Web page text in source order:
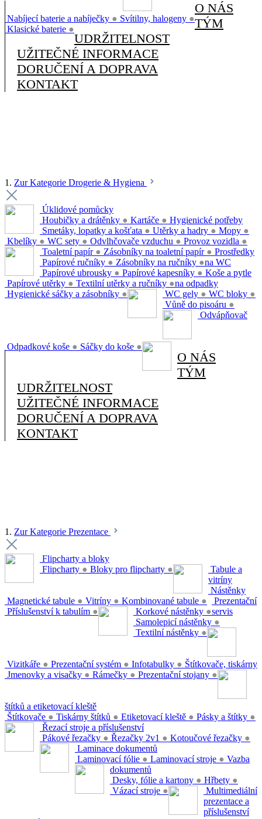
Nabíjecí baterie a nabíječky ● Svítilny, halogeny ●
Klasické baterie ●
O NÁS
TÝM
UDRŽITELNOST
UŽITEČNÉ INFORMACE
DORUČENÍ A DOPRAVA
KONTAKT
1. Zur Kategorie Drogerie & Hygiena
Úklidové pomůcky
Houbičky a drátěnky ● Kartáče ●
Smetáky, lopatky a košťata ● Utěrky a hadry ● Mopy ●
Kbelíky ● WC sety ● Odvlhčovače vzduchu ● Provoz vozidla ●
Hygienické potřeby
Toaletní papír ● Zásobníky na toaletní papír ●
Papírové ručníky ● Zásobníky na ručníky ●
Papírové ubrousky ● Papírové kapesníky ●
Papírové utěrky ● Textilní utěrky a ručníky ●
Hygienické sáčky a zásobníky ●
Prostředky
na WC
WC gely ● WC bloky ●
Vůně do pisoáru ●
Koše a pytle
na odpadky
Odpadkové koše ● Sáčky do koše ●
Odvápňovač
O NÁS
TÝM
UDRŽITELNOST
UŽITEČNÉ INFORMACE
DORUČENÍ A DOPRAVA
KONTAKT
1. Zur Kategorie Prezentace
Flipcharty a bloky
Flipcharty ● Bloky pro flipcharty ●
Tabule a
vitríny
Magnetické tabule ● Vitríny ● Kombinované tabule ●
Příslušenství k tabulím ●
Nástěnky
Korkové nástěnky ●
Samolepicí nástěnky ●
Textilní nástěnky ●
Prezentační
servis
Vizitkáře ● Prezentační systém ● Infotabulky ●
Jmenovky a visačky ● Rámečky ● Prezentační stojany ●
Štítkovače, tiskárny
štítků a etiketovací kleště
Štítkovače ● Tiskárny štítků ● Etiketovací kleště ● Pásky a štítky ●
Řezací stroje a příslušenství
Pákové řezačky ● Řezačky 2v1 ● Kotoučové řezačky ●
Laminace dokumentů
Laminovací fólie ● Laminovací stroje ● Vazba
dokumentů
Desky, fólie a kartony ● Hřbety ●
Vázací stroje ●
Multimediální
prezentace a
příslušenství